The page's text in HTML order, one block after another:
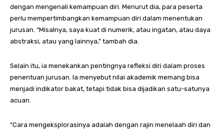
dengan mengenali kemampuan diri. Menurut dia, para peserta
perlu mempertimbangkan kemampuan diri dalam menentukan
jurusan. “Misalnya, saya kuat di numerik, atau ingatan, atau daya
abstraksi, atau yang lainnya,” tambah dia.
Selain itu, ia menekankan pentingnya refleksi diri dalam proses
penentuan jurusan. Ia menyebut nilai akademik memang bisa
menjadi indikator bakat, tetapi tidak bisa dijadikan satu-satunya
acuan.
“Cara mengeksplorasinya adalah dengan rajin menelaah diri dan